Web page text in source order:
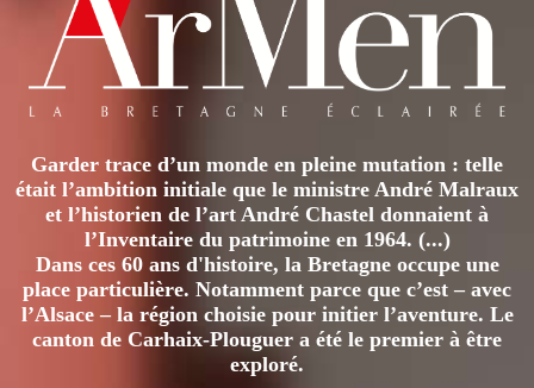
BARBE
RUTILANTE
Garder trace d’un monde en pleine mutation : telle
était l’ambition initiale que le ministre André Malraux
et l’historien de l’art André Chastel donnaient à
l’Inventaire du patrimoine en 1964. (...)
Dans ces 60 ans d'histoire, la Bretagne occupe une
place particulière. Notamment parce que c’est – avec
l’Alsace – la région choisie pour initier l’aventure. Le
canton de Carhaix-Plouguer a été le premier à être
exploré.